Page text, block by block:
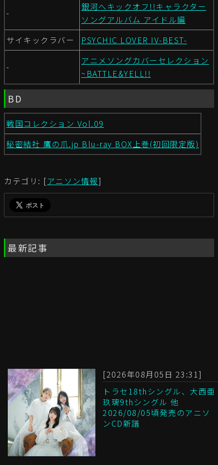
-
銀河へキックオフ!!キャラクター
ソングアルバム アイドル編
サイキックラバー
PSYCHIC LOVER IV-BEST-
-
アニメソングカバーセレクション
~BATTLE&YELL!!
BD
戦国コレクション Vol.09
秘密結社 鷹の爪.jp Blu-ray BOX上巻(初回限定版)
カテゴリ: [アニソン情報]
最新記事
[2026年08月05日 23:31]
トラセ18thシングル、大西亜
玖璃9thシングル 他
2026/08/05頃発売のアニソ
ンCD新譜